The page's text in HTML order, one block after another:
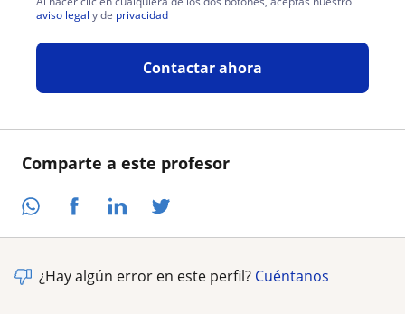
Comparte a este profesor
aviso legal y de privacidad
Contactar ahora
¿Hay algún error en este perfil? Cuéntanos